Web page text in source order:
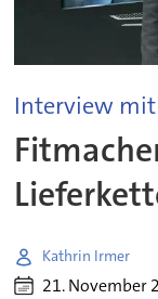
Interview mit
Kathrin Irmer
21. November